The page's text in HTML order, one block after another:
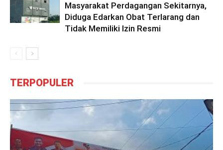
Masyarakat Perdagangan Sekitarnya,
Diduga Edarkan Obat Terlarang dan
Tidak Memiliki Izin Resmi
TERPOPULER